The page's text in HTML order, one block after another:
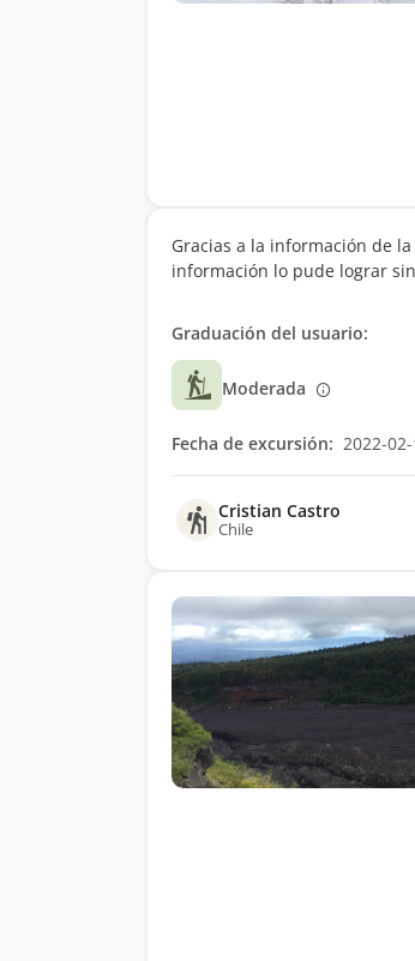
Gracias a la información de
información lo pude lograr
Graduación del usuario:
Moderada
Fecha de excursión: 2022-
Cristian Castro
Chile